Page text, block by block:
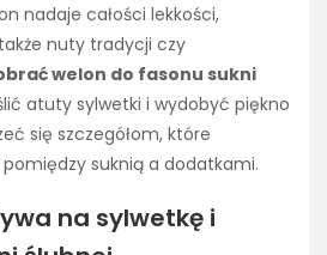
nadaje całości lekkości,
nuty tradycji czy
welon do fasonu sukni
atuty sylwetki i wydobyć piękno
się szczegółom, które
suknią a dodatkami.
na sylwetkę i